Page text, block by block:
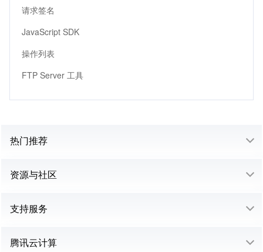
请求签名
JavaScript SDK
操作列表
FTP Server 工具
热门推荐
资源与社区
支持服务
腾讯云计算